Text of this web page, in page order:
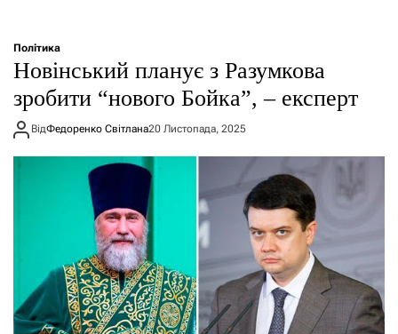
Політика
Новінський планує з Разумкова
зробити “нового Бойка”, – експерт
ВідФедоренко Світлана20 Листопада, 2025